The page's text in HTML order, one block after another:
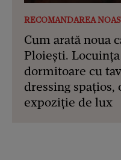
RECOMANDAREA
Cum arată noua
Ploiești.
dormitoare cu
dressing spațios,
expoziție de lux